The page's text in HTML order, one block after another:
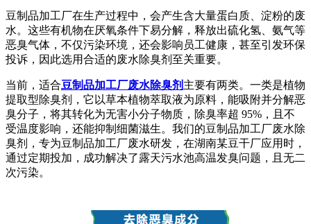
豆制品加工厂在生产过程中，会产生含大量蛋白质、淀粉的废
水。这些有机物在厌氧条件下易分解，释放出硫化氢、氨气等
恶臭气体，不仅污染环境，还会影响员工健康，甚至引发环保
投诉，因此选用合适的废水除臭剂至关重要。
当前，适合豆制品加工厂废水除臭剂 主要有两类。一类是植物
提取型除臭剂，它以草本植物萃取液为原料，能吸附并分解恶
臭分子，将其转化为无害小分子物质，除臭率超 95%，且不
受温度影响，还能抑制细菌滋生。 我们的豆制品加工厂废水除
臭剂，专为豆制品加工厂废水研发，在湖南某豆干厂应用时，
通过定期投加，成功解决了露天污水池高温发臭问题，且无二
次污染。